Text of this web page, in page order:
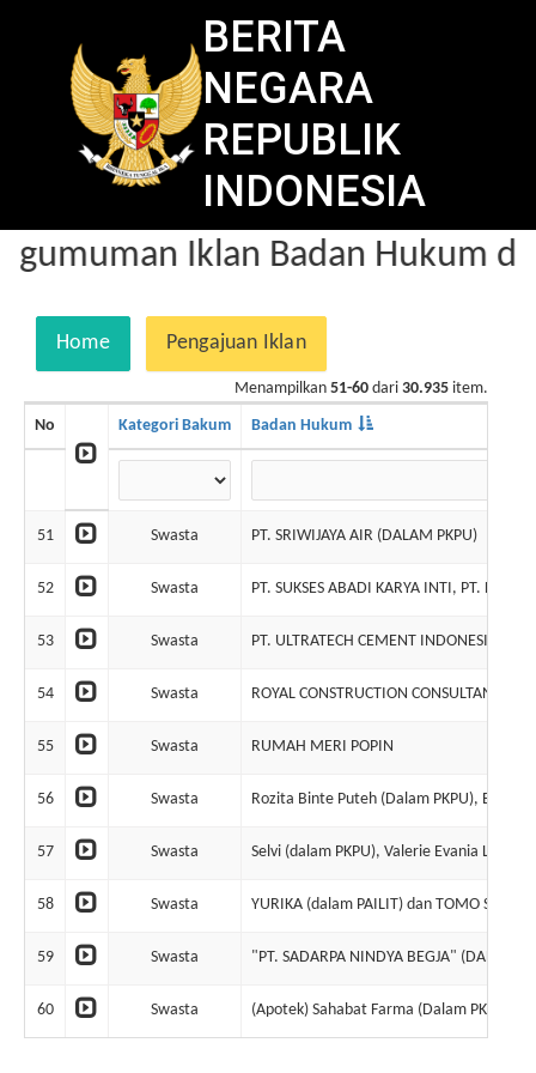
BERITA
NEGARA
REPUBLIK
INDONESIA
Iklan Badan Hukum
Home Pengajuan Iklan
Menampilkan 51-60 dari 30.935 item.
No Kategori Bakum Badan Hukum
51 Swasta PT. SRIWIJAYA AIR (DALAM PKPU)
52 Swasta PT. SUKSES ABADI KARYA INTI, PT.
53 Swasta PT. ULTRATECH CEMENT INDONESIA
54 Swasta ROYAL CONSTRUCTION CONSULTANT
55 Swasta RUMAH MERI POPIN
56 Swasta Rozita Binte Puteh (Dalam PKPU), Ery
57 Swasta Selvi (dalam PKPU), Valerie Evania Lim
58 Swasta YURIKA (dalam PAILIT) dan TOMO
59 Swasta "PT. SADARPA NINDYA BEGJA" (DALAM
60 Swasta (Apotek) Sahabat Farma (Dalam PKPU)